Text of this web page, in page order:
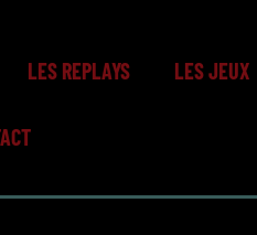
LES REPLAYS LES JEUX